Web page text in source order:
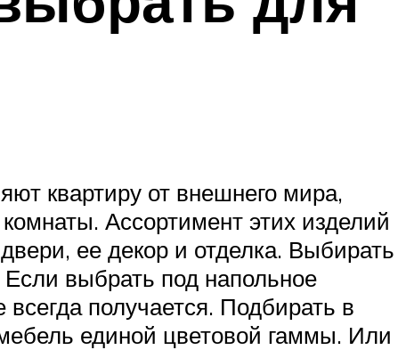
квартиру от внешнего мира,
Ассортимент этих изделий
ее декор и отделка. Выбирать
Если выбрать под напольное
получается. Подбирать в
единой цветовой гаммы. Или